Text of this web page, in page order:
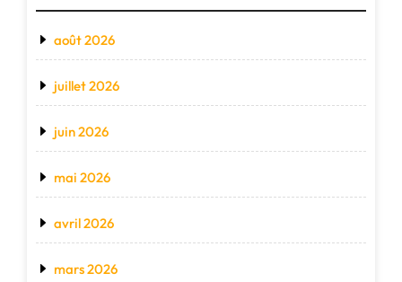
août 2026
juillet 2026
juin 2026
mai 2026
avril 2026
mars 2026